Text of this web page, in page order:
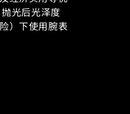
光后光泽度
）下使用腕表